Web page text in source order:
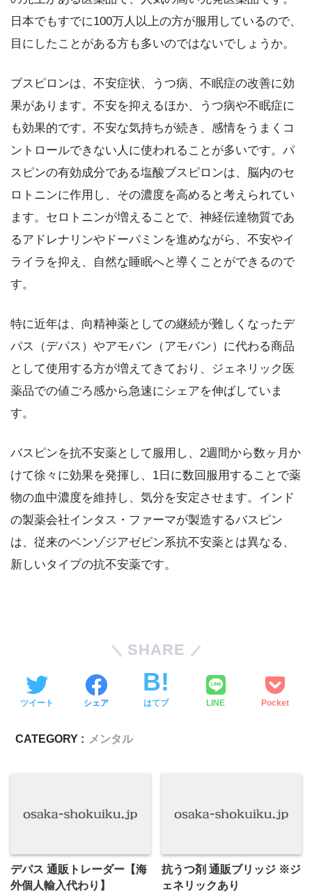
日本でもすでに100万人以上の方が服用しているので、
目にしたことがある方も多いのではないでしょうか。
ブスピロンは、不安症状、うつ病、不眠症の改善に効
果があります。不安を抑えるほか、うつ病や不眠症に
も効果的です。不安な気持ちが続き、感情をうまくコ
ントロールできない人に使われることが多いです。パ
スピンの有効成分である塩酸ブスピロンは、脳内のセ
ロトニンに作用し、その濃度を高めると考えられてい
ます。セロトニンが増えることで、神経伝達物質であ
るアドレナリンやドーパミンを進めながら、不安やイ
ライラを抑え、自然な睡眠へと導くことができるので
す。
特に近年は、向精神薬としての継続が難しくなったデ
パス（デパス）やアモバン（アモバン）に代わる商品
として使用する方が増えてきており、ジェネリック医
薬品での値ごろ感から急速にシェアを伸ばしていま
す。
バスピンを抗不安薬として服用し、2週間から数ヶ月か
けて徐々に効果を発揮し、1日に数回服用することで薬
物の血中濃度を維持し、気分を安定させます。インド
の製薬会社インタス・ファーマが製造するバスピン
は、従来のベンゾジアゼピン系抗不安薬とは異なる、
新しいタイプの抗不安薬です。
SHARE
ツイート シェア はてブ LINE Pocket
CATEGORY : メンタル
デパス 通販トレーダー【海
外個人輸入代わり】
抗うつ剤 通販ブリッジ ※ジ
ェネリックあり